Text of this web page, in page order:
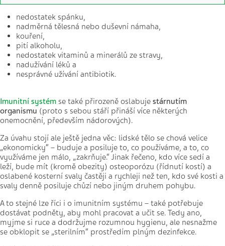
nedostatek spánku,
nadměrná tělesná nebo duševní námaha,
kouření,
pití alkoholu,
nedostatek vitaminů a minerálů ze stravy,
nadužívání léků a
nesprávné užívání antibiotik.
Imunitní systém se také přirozeně oslabuje stárnutím
organismu (proto s sebou stáří přináší více některých
onemocnění, především nádorových).
Za úvahu stojí ale ještě jedna věc: lidské tělo se chová velice
„ekonomicky“ – buduje a posiluje to, co používáme, a to, co
využíváme jen málo, „zakrňuje.“ Jinak řečeno, kdo více sedí a
leží, bude mít (kromě obezity) osteoporózu (řídnutí kostí) a
oslabené kosterní svaly častěji a rychleji než ten, kdo své kosti a
svaly denně posiluje chůzí nebo jiným druhem pohybu.
A to stejné lze říci i o imunitním systému – také potřebuje
dostávat podněty, aby mohl pracovat a učit se. Tedy ano,
myjme si ruce a dodržujme rozumnou hygienu, ale nesnažme
se obklopit se „sterilním“ prostředím plným dezinfekce.